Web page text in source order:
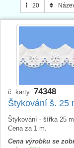
Štykování –
hedvábí
Vyšívání na
20
č. karty: 74348
Štykování š. 25
Štykování - šířka 25
Cena za 1 m.
Cena výrobku se